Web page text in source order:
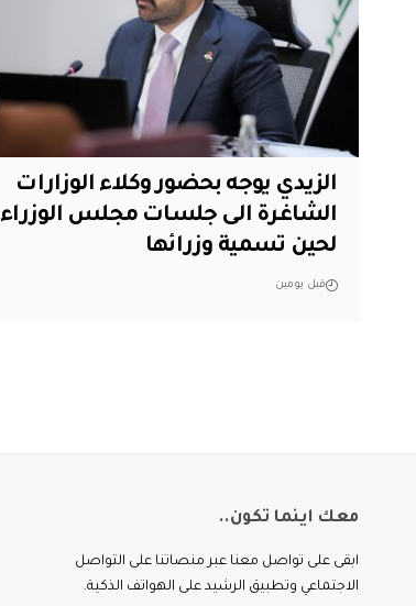
الزيدي يوجه بحضور وكلاء الوزارات
الشاغرة الى جلسات مجلس الوزراء
لحين تسمية وزرائها
قبل يومين
معك اينما تكون..
ابقى على تواصل معنا عبر منصاتنا على التواصل
الاجتماعي وتطبيق الرشيد على الهواتف الذكية.